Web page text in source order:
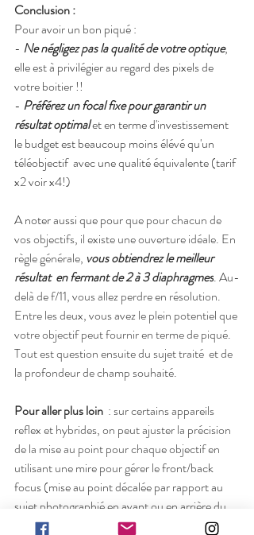
Conclusion :
Pour avoir un bon piqué :
- Ne négligez pas la qualité de votre optique,
elle est à privilégier au regard des pixels de
votre boitier !!
- Préférez un focal fixe pour garantir un
résultat optimalet en terme d'investissement
le budget est beaucoup moins élévé qu'un
téléobjectif  avec une qualité équivalente (tarif
x2 voir x4!)
A noter aussi que pour que pour chacun de
vos objectifs, il existe une ouverture idéale. En
règle générale, vous obtiendrez le meilleur
résultat  en fermant de 2 à 3 diaphragmes. Au-
delà de f/11, vous allez perdre en résolution.
Entre les deux, vous avez le plein potentiel que
votre objectif peut fournir en terme de piqué.
Tout est question ensuite du sujet traité  et de
la profondeur de champ souhaité.
Pour aller plus loin
  : sur certains appareils
reflex et hybrides, on peut ajuster la précision
de la mise au point pour chaque objectif en
utilisant une mire pour gérer le front/back
focus (mise au point décalée par rapport au
sujet photographié en avant ou en arrière du
sujet). Ce phénomène peut expliquer des